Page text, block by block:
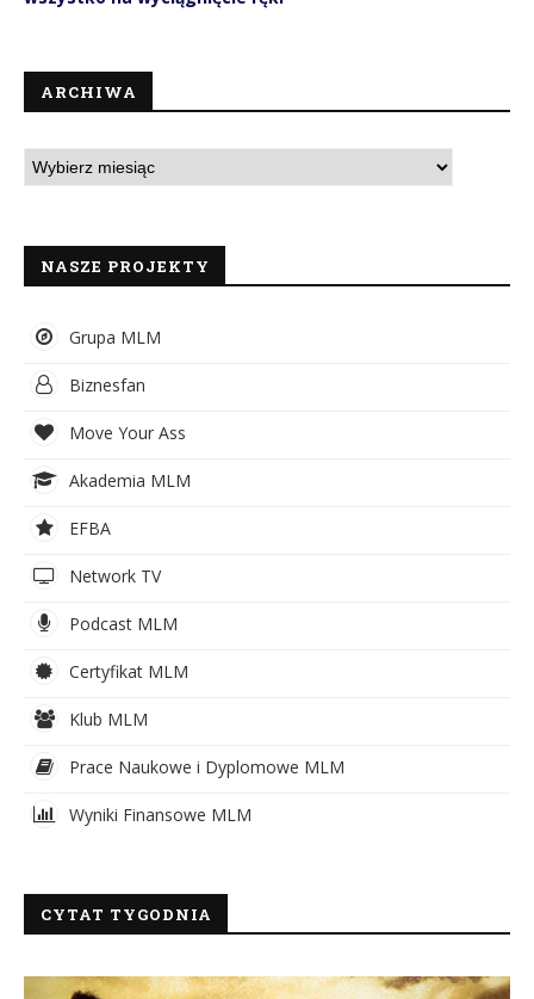
ARCHIWA
NASZE PROJEKTY
Grupa MLM
Biznesfan
Move Your Ass
Akademia MLM
EFBA
Network TV
Podcast MLM
Certyfikat MLM
Klub MLM
Prace Naukowe i Dyplomowe MLM
Wyniki Finansowe MLM
CYTAT TYGODNIA